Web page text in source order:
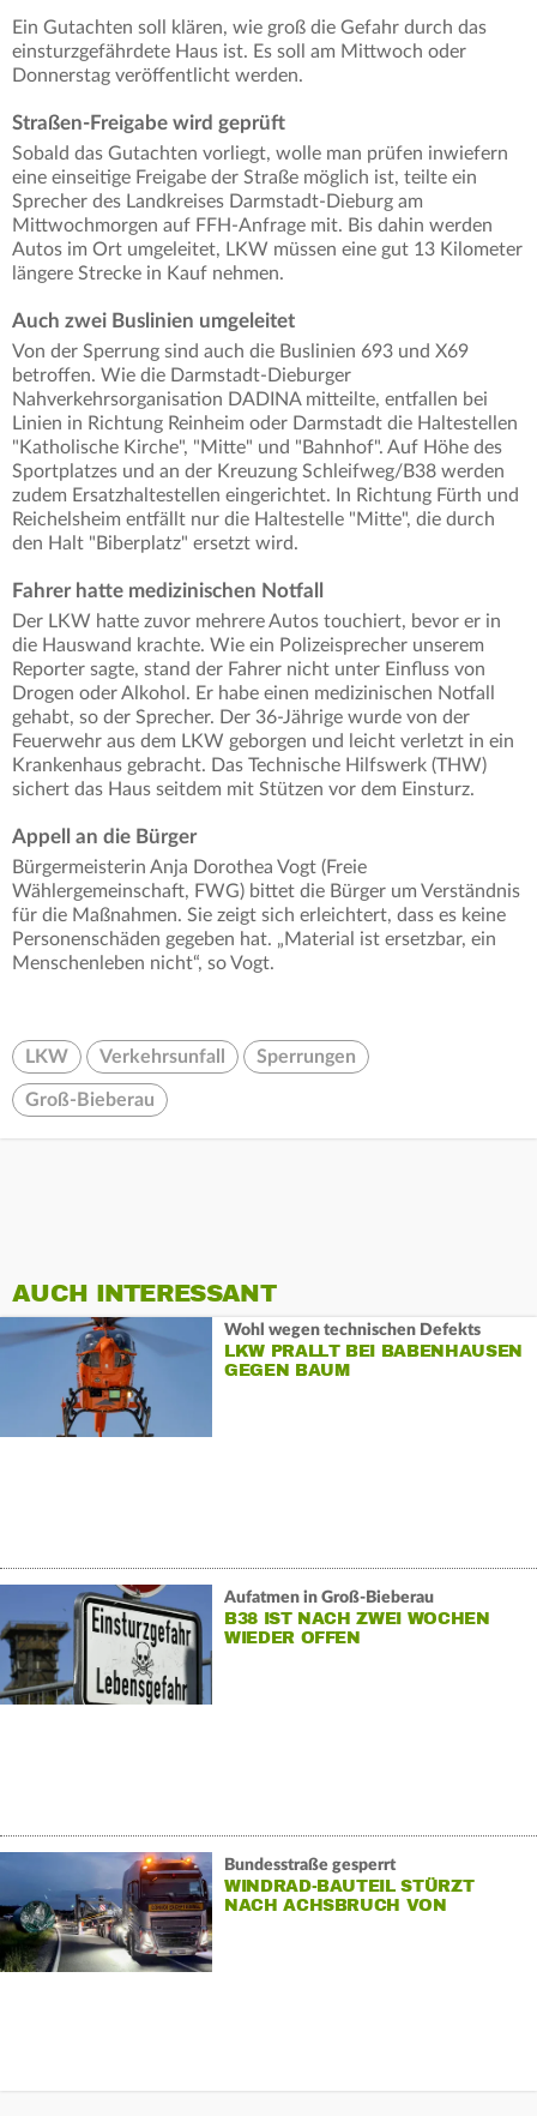
Ein Gutachten soll klären, wie groß die Gefahr durch das
einsturzgefährdete Haus ist. Es soll am Mittwoch oder
Donnerstag veröffentlicht werden.
Straßen-Freigabe wird geprüft
Sobald das Gutachten vorliegt, wolle man prüfen inwiefern
eine einseitige Freigabe der Straße möglich ist, teilte ein
Sprecher des Landkreises Darmstadt-Dieburg am
Mittwochmorgen auf FFH-Anfrage mit. Bis dahin werden
Autos im Ort umgeleitet, LKW müssen eine gut 13 Kilometer
längere Strecke in Kauf nehmen.
Auch zwei Buslinien umgeleitet
Von der Sperrung sind auch die Buslinien 693 und X69
betroffen. Wie die Darmstadt-Dieburger
Nahverkehrsorganisation DADINA mitteilte, entfallen bei
Linien in Richtung Reinheim oder Darmstadt die Haltestellen
"Katholische Kirche", "Mitte" und "Bahnhof". Auf Höhe des
Sportplatzes und an der Kreuzung Schleifweg/B38 werden
zudem Ersatzhaltestellen eingerichtet. In Richtung Fürth und
Reichelsheim entfällt nur die Haltestelle "Mitte", die durch
den Halt "Biberplatz" ersetzt wird.
Fahrer hatte medizinischen Notfall
Der LKW hatte zuvor mehrere Autos touchiert, bevor er in
die Hauswand krachte. Wie ein Polizeisprecher unserem
Reporter sagte, stand der Fahrer nicht unter Einfluss von
Drogen oder Alkohol. Er habe einen medizinischen Notfall
gehabt, so der Sprecher. Der 36-Jährige wurde von der
Feuerwehr aus dem LKW geborgen und leicht verletzt in ein
Krankenhaus gebracht. Das Technische Hilfswerk (THW)
sichert das Haus seitdem mit Stützen vor dem Einsturz.
Appell an die Bürger
Bürgermeisterin Anja Dorothea Vogt (Freie
Wählergemeinschaft, FWG) bittet die Bürger um Verständnis
für die Maßnahmen. Sie zeigt sich erleichtert, dass es keine
Personenschäden gegeben hat. „Material ist ersetzbar, ein
Menschenleben nicht“, so Vogt.
LKW Verkehrsunfall Sperrungen
Groß-Bieberau
AUCH INTERESSANT
Wohl wegen technischen Defekts
LKW PRALLT BEI BABENHAUSEN
GEGEN BAUM
Aufatmen in Groß-Bieberau
B38 IST NACH ZWEI WOCHEN
WIEDER OFFEN
Bundesstraße gesperrt
WINDRAD-BAUTEIL STÜRZT
NACH ACHSBRUCH VON